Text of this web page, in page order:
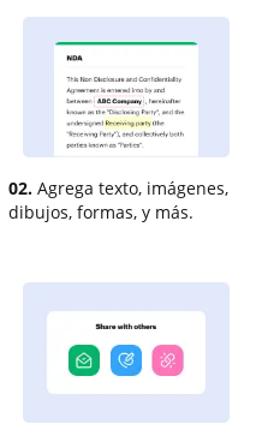
02. Agrega texto, imágenes,
dibujos, formas, y más.